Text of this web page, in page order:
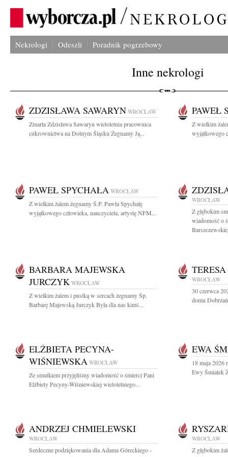
Nekrologi Odeszli Poradnik pogrzebowy
Inne nekrologi
ZDZISŁAWA SAWARYN WROCŁAW
Zmarła Zdzisława Sawaryn wieloletnia pracownica
cukrownictwa na Dolnym Śląsku Żegnamy Ją...
PAWEŁ
Z wielkim
wyjątkowego
PAWEŁ SPYCHAŁA WROCŁAW
Z wielkim żalem żegnamy Ś.P. Pawła Spychałę
wyjątkowego człowieka, nauczyciela, artystę NFM...
WROCŁAW
Z głębokim
wiadomość o
BARBARA MAJEWSKA
JURCZYK WROCŁAW
Z wielkim żalem i pustką w sercach żegnamy Śp.
Barbarę Majewską Jurczyk Była dla nas kimś...
WROCŁAW
30 czerwca
domu
ELŻBIETA PECYNA-
WIŚNIEWSKA WROCŁAW
Ze smutkiem przyjęliśmy wiadomość o śmierci Pani
Elżbiety Pecyny-Wiśniewskiej wieloletniego...
EWA
18 maja 2026
Ewy Śmiałek
ANDRZEJ CHMIELEWSKI
WROCŁAW
Serdeczne podziękowania dla Adama Góreckiego -
WROCŁAW
Z głębokim